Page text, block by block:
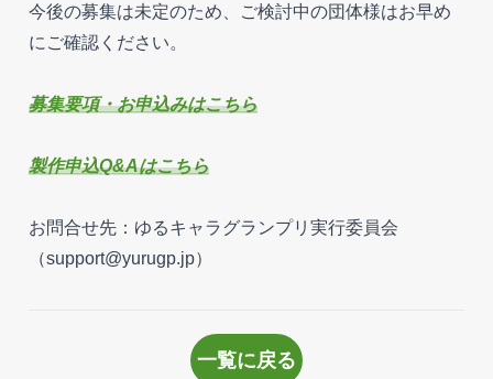
今後の募集は未定のため、ご検討中の団体様はお早め
にご確認ください。
募集要項・お申込みはこちら
製作申込Q&Aはこちら
お問合せ先：ゆるキャラグランプリ実行委員会
（support@yurugp.jp）
一覧に戻る